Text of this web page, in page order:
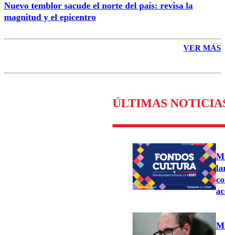
Nuevo temblor sacude el norte del país: revisa la
magnitud y el epicentro
VER MÁS
ÚLTIMAS